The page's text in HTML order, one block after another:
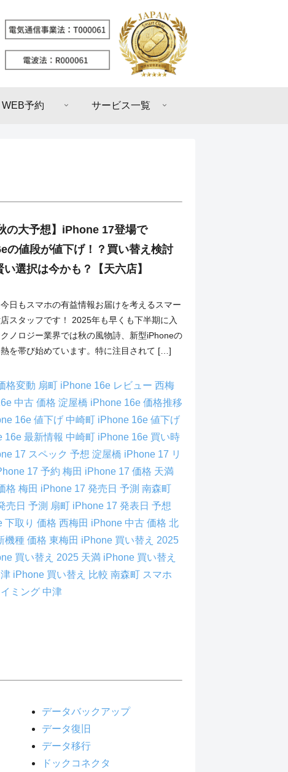
WEB予約 サービス一覧
の大予想】iPhone 17登場で
の値段が値下げ！？買い替え検討
選択は今かも？【天六店】
日もスマホの有益情報お届けを考えるスマー
店スタッフです！ 2025年も早くも下半期に入
ノロジー業界では秋の風物詩、新型iPhoneの
を帯び始めています。特に注目されて […]
格変動 扇町 iPhone 16e レビュー 西梅
中古 価格 淀屋橋 iPhone 16e 価格推移
16e 値下げ 中崎町 iPhone 16e 値下げ
16e 最新情報 中崎町 iPhone 16e 買い時
17 スペック 予想 淀屋橋 iPhone 17 リ
17 予約 梅田 iPhone 17 価格 天満
格 梅田 iPhone 17 発売日 予測 南森町
売日 予測 扇町 iPhone 17 発表日 予想
下取り 価格 西梅田 iPhone 中古 価格 北
機種 価格 東梅田 iPhone 買い替え 2025
買い替え 2025 天満 iPhone 買い替え
iPhone 買い替え 比較 南森町 スマホ
ミング 中津
データバックアップ
データ復旧
データ移行
ドックコネクタ